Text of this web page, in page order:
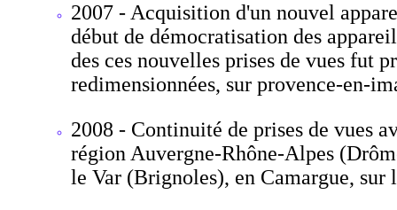
2007 - Acquisition d'un nouvel
début de démocratisation des
des ces nouvelles prises de vues fut
redimensionnées, sur provence-en-
2008 - Continuité de prises de vues
région Auvergne-Rhône-Alpes
le Var (Brignoles), en Camargue, sur